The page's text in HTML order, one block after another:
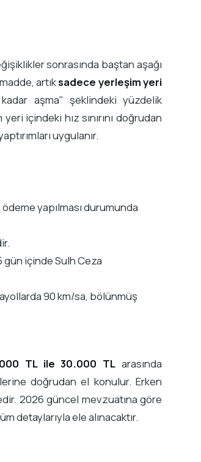
sonrasında baştan aşağı
artıksadece yerleşim yeri
aşma" şeklindeki yüzdelik
içindeki hız sınırını doğrudan
uygulanır.
ödeme yapılması durumunda
gün içinde Sulh Ceza
90 km/sa, bölünmüş
TL ile 30.000 TL arasında
doğrudan el konulur. Erken
2026 güncel mevzuatına göre
detaylarıyla ele alınacaktır.